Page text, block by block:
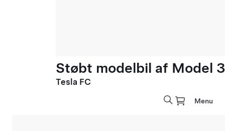
Støbt modelbil af Model
Tesla FC
Menu